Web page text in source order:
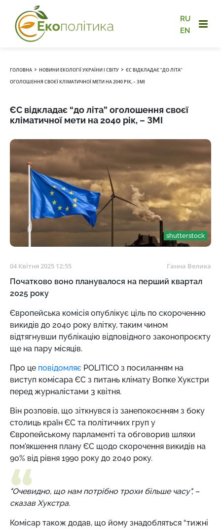
RU
EN
ГОЛОВНА › НОВИНИ ЕКОЛОГІЇ УКРАЇНИ І СВІТУ › ЄС ВІДКЛАДАЄ “ДО ЛІТА”
ОГОЛОШЕННЯ СВОЄЇ КЛІМАТИЧНОЇ МЕТИ НА 2040 РІК, – ЗМІ
ЄС відкладає “до літа” оголошення своєї
кліматичної мети на 2040 рік, – ЗМІ
shutterstock
04 Квітня 2025 12:55 Ганна Велика
Початково воно планувалося на перший квартал
2025 року
Європейська комісія опублікує ціль по скороченню
викидів до 2040 року влітку, таким чином
відтягнувши публікацію відповідного законопроєкту
ще на пару місяців.
Про це повідомляє POLITICO з посиланням на
виступ комісара ЄС з питань клімату Вопке Хукстри
перед журналістами 3 квітня.
Він розповів, що зіткнувся із занепокоєнням з боку
столиць країн ЄС та політичних груп у
Європейському парламенті та обговорив шляхи
пом'якшення плану ЄС щодо скорочення викидів на
90% від рівня 1990 року до 2040 року.
"Очевидно, що нам потрібно трохи більше часу", –
сказав Хукстра.
Комісар також додав, що йому знадобляться “тижні